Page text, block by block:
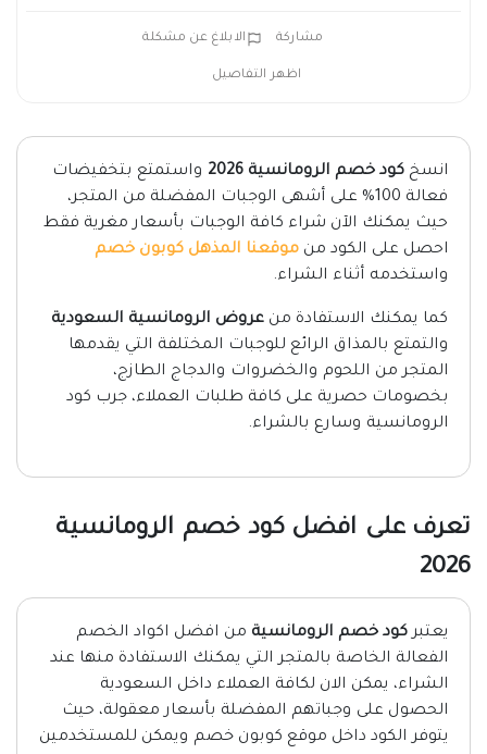
مشاركة الابلاغ عن مشكلة
اظهر التفاصيل
انسخ كود خصم الرومانسية 2026
واستمتع بتخفيضات
فعالة 100% على أشهى الوجبات المفضلة من المتجر،
حيث يمكنك الآن شراء كافة الوجبات بأسعار مغرية فقط
احصل على الكود من موقعنا المذهل كوبون خصم
واستخدمه أثناء الشراء.
كما يمكنك الاستفادة من عروض الرومانسية السعودية
والتمتع بالمذاق الرائع للوجبات المختلفة التي يقدمها
المتجر من اللحوم والخضروات والدجاج الطازج،
بخصومات حصرية على كافة طلبات العملاء، جرب كود
الرومانسية وسارع بالشراء.
تعرف على افضل كود خصم الرومانسية
2026
يعتبركود خصم الرومانسية من افضل اكواد الخصم
الفعالة الخاصة بالمتجر التي يمكنك الاستفادة منها عند
الشراء، يمكن الان لكافة العملاء داخل السعودية
الحصول على وجباتهم المفضلة بأسعار معقولة، حيث
يتوفر الكود داخل موقع كوبون خصم ويمكن للمستخدمين